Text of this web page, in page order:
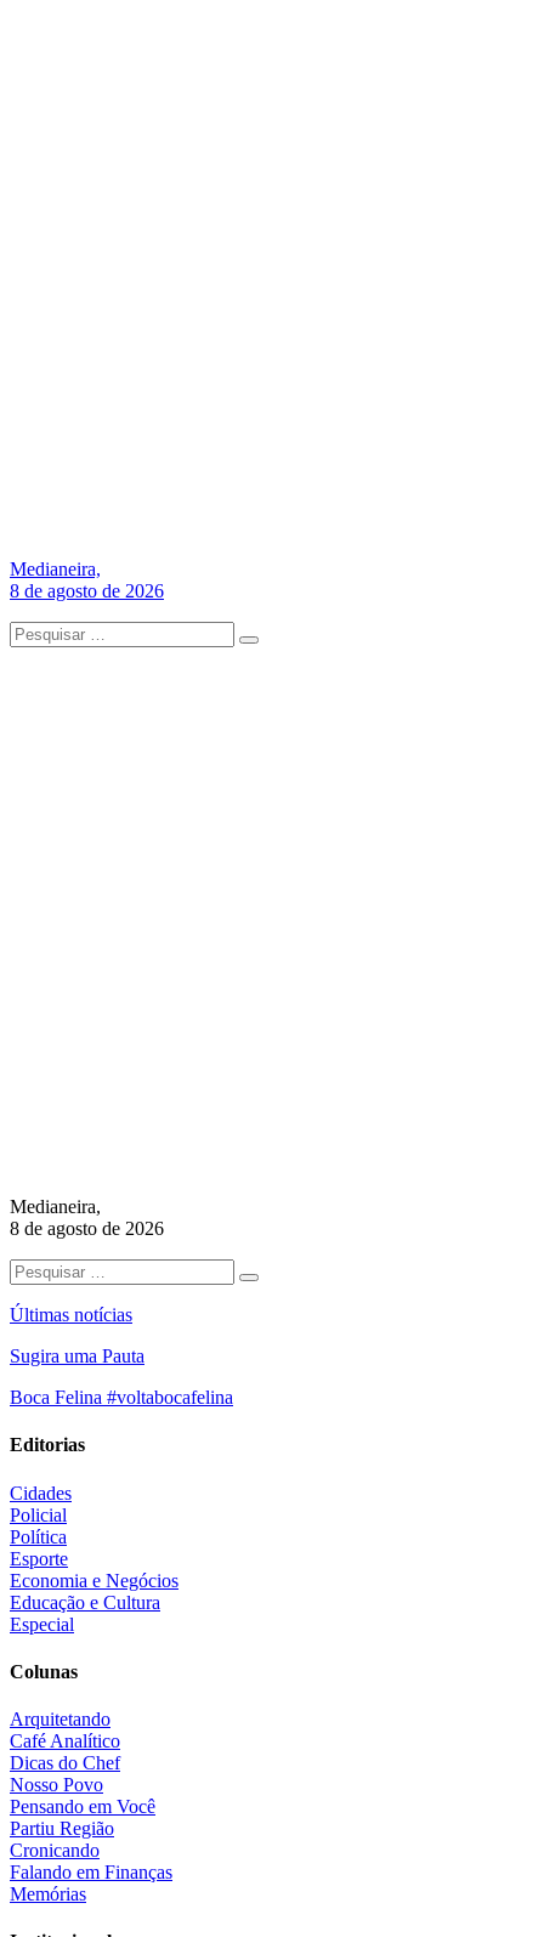
Medianeira,
8 de agosto de 2026
Medianeira,
8 de agosto de 2026
Últimas notícias
Sugira uma Pauta
Boca Felina #voltabocafelina
Editorias
Cidades
Policial
Política
Esporte
Economia e Negócios
Educação e Cultura
Especial
Colunas
Arquitetando
Café Analítico
Dicas do Chef
Nosso Povo
Pensando em Você
Partiu Região
Cronicando
Falando em Finanças
Memórias